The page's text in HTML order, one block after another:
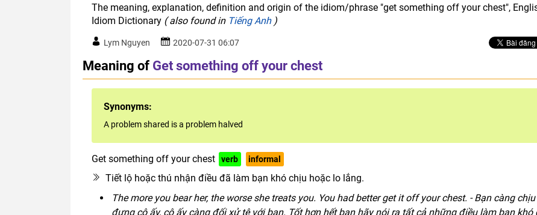
The meaning, explanation, definition and origin of the idiom/phrase "get something off your chest",
Idiom Dictionary ( also found in Tiếng Anh)
Lym Nguyen 2020-07-31 06:07
Meaning of Get something off your chest
Synonyms:
A problem shared is a problem halved
Get something off your chest verb informal
Tiết lộ hoặc thú nhận điều đã làm bạn khó chịu hoặc lo lắng.
The more you bear her, the worse she treats you. You had better get it off your chest. - Bạn càng chịu
đựng cô ấy, cô ấy càng đối xử tệ với bạn. Tốt hơn hết bạn hãy nói ra tất cả những điều làm bạn khó